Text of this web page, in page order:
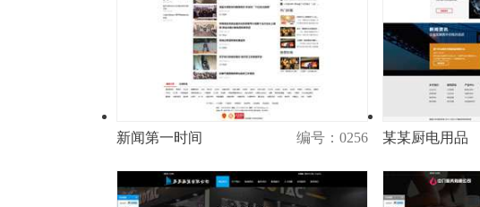
新闻第一时间
编号：0256
某某厨电用品